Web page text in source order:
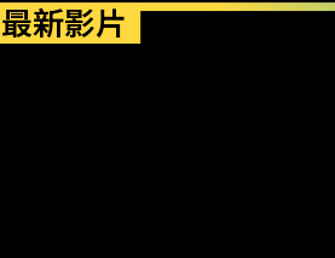
最新影片